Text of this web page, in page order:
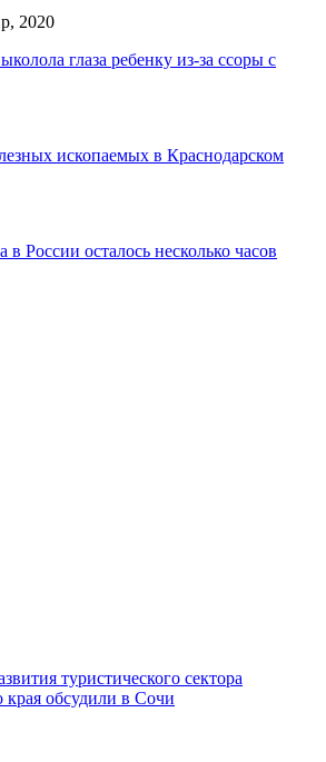
2020
глаза ребенку из-за ссоры с
ископаемых в Краснодарском
в России осталось несколько часов
туристического сектора
края обсудили в Сочи